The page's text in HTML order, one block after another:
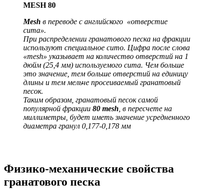
MESH 80
Mesh в переводе с английского «отверстие
сита».
При распределении гранатового песка на фракции
используют специальное сито. Цифра после слова
«mesh» указывает на количество отверстий на 1
дюйм (25,4 мм) используемого сита. Чем больше
это значение, тем больше отверстий на единицу
длины и тем мельче просеиваемый гранатовый
песок.
Таким образом, гранатовый песок самой
популярной фракции 80 mesh , в пересчете на
миллиметры, будет иметь значение усредненного
диаметра гранул 0,177-0,178 мм
Физико-механические свойства
гранатового песка